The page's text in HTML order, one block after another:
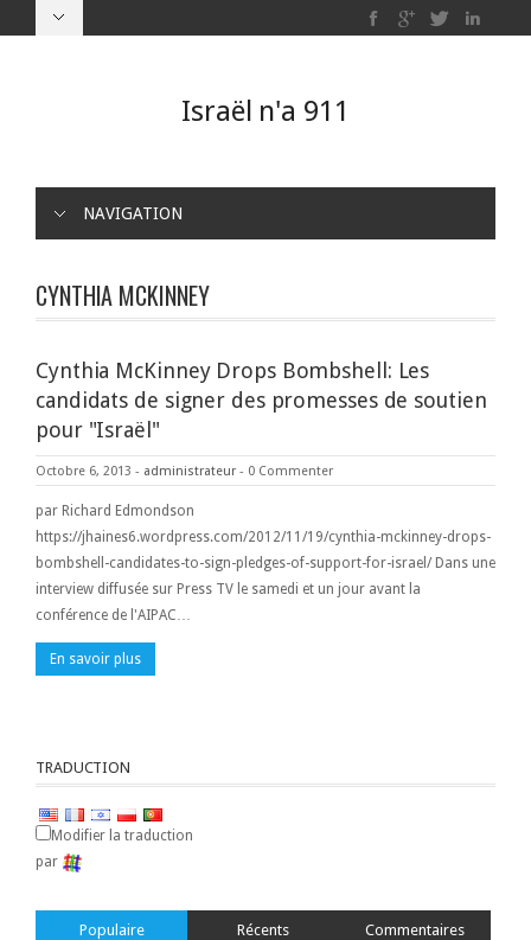
Israël n'a 911
NAVIGATION
CYNTHIA MCKINNEY
Cynthia McKinney Drops Bombshell: Les
candidats de signer des promesses de soutien
pour "Israël"
Octobre 6, 2013 - administrateur - 0 Commenter
par Richard Edmondson
https://jhaines6.wordpress.com/2012/11/19/cynthia-mckinney-drops-
bombshell-candidates-to-sign-pledges-of-support-for-israel/ Dans une
interview diffusée sur Press TV le samedi et un jour avant la
conférence de l'AIPAC…
En savoir plus
TRADUCTION
Modifier la traduction
par
Populaire Récents Commentaires